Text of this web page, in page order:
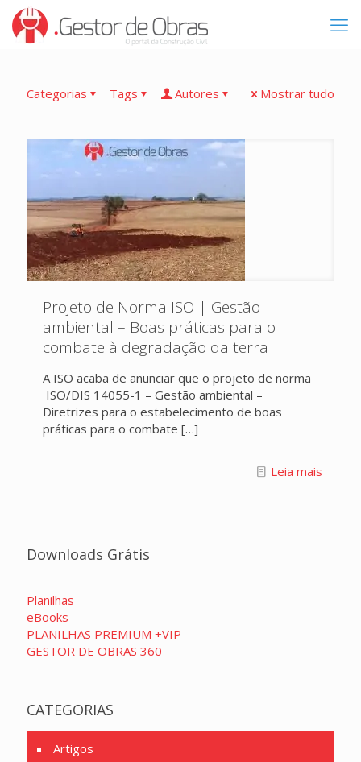
Categorias Tags Autores Mostrar tudo
Projeto de Norma ISO | Gestão
ambiental – Boas práticas para o
combate à degradação da terra
A ISO acaba de anunciar que o projeto de norma
ISO/DIS 14055-1 – Gestão ambiental –
Diretrizes para o estabelecimento de boas
práticas para o combate […]
Leia mais
Downloads Grátis
Planilhas
eBooks
PLANILHAS PREMIUM +VIP
GESTOR DE OBRAS 360
CATEGORIAS
Artigos